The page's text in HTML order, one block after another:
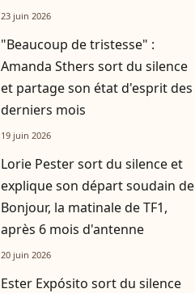
23 juin 2026
"Beaucoup de tristesse" :
Amanda Sthers sort du silence
et partage son état d'esprit des
derniers mois
19 juin 2026
Lorie Pester sort du silence et
explique son départ soudain de
Bonjour, la matinale de TF1,
après 6 mois d'antenne
20 juin 2026
Ester Expósito sort du silence